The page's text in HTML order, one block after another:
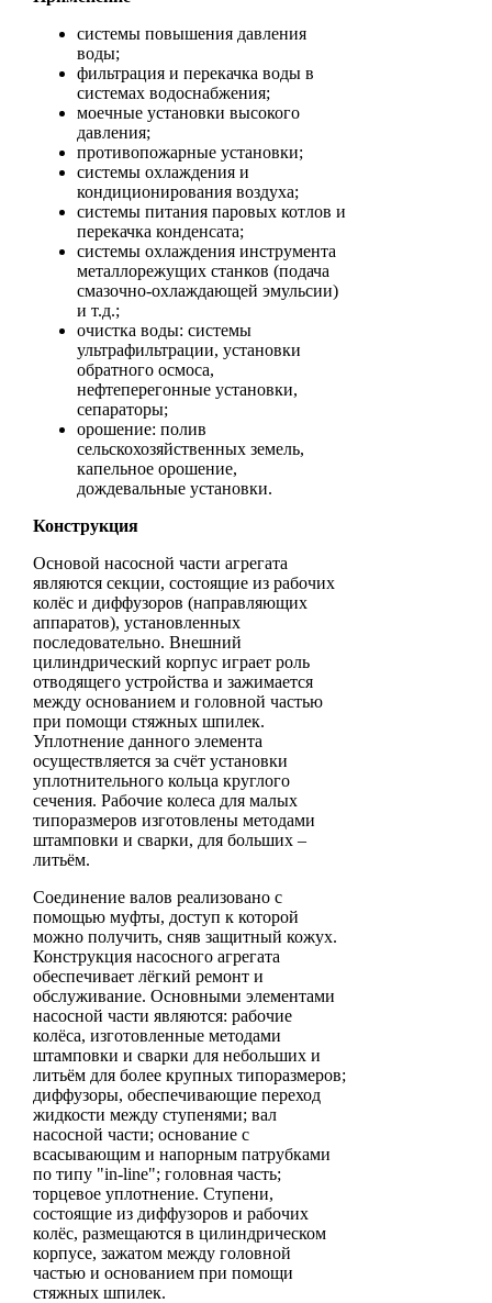
системы повышения давления
воды;
фильтрация и перекачка воды в
системах водоснабжения;
моечные установки высокого
давления;
противопожарные установки;
системы охлаждения и
кондиционирования воздуха;
системы питания паровых котлов и
перекачка конденсата;
системы охлаждения инструмента
металлорежущих станков (подача
смазочно-охлаждающей эмульсии)
и т.д.;
очистка воды: системы
ультрафильтрации, установки
обратного осмоса,
нефтеперегонные установки,
сепараторы;
орошение: полив
сельскохозяйственных земель,
капельное орошение,
дождевальные установки.
Конструкция
Основой насосной части агрегата
являются секции, состоящие из рабочих
колёс и диффузоров (направляющих
аппаратов), установленных
последовательно. Внешний
цилиндрический корпус играет роль
отводящего устройства и зажимается
между основанием и головной частью
при помощи стяжных шпилек.
Уплотнение данного элемента
осуществляется за счёт установки
уплотнительного кольца круглого
сечения. Рабочие колеса для малых
типоразмеров изготовлены методами
штамповки и сварки, для больших –
литьём.
Соединение валов реализовано с
помощью муфты, доступ к которой
можно получить, сняв защитный кожух.
Конструкция насосного агрегата
обеспечивает лёгкий ремонт и
обслуживание. Основными элементами
насосной части являются: рабочие
колёса, изготовленные методами
штамповки и сварки для небольших и
литьём для более крупных типоразмеров;
диффузоры, обеспечивающие переход
жидкости между ступенями; вал
насосной части; основание с
всасывающим и напорным патрубками
по типу "in-line"; головная часть;
торцевое уплотнение. Ступени,
состоящие из диффузоров и рабочих
колёс, размещаются в цилиндрическом
корпусе, зажатом между головной
частью и основанием при помощи
стяжных шпилек.